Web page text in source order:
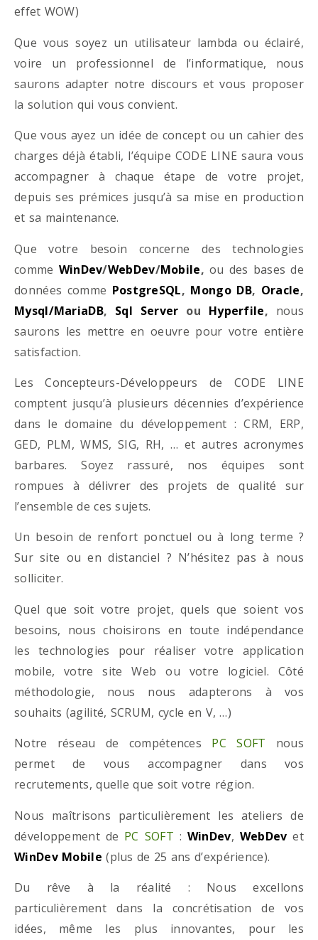
effet WOW)
Que vous soyez un utilisateur lambda ou éclairé,
voire un professionnel de l’informatique, nous
saurons adapter notre discours et vous proposer
la solution qui vous convient.
Que vous ayez un idée de concept ou un cahier des
charges déjà établi, l’équipe CODE LINE saura vous
accompagner à chaque étape de votre projet,
depuis ses prémices jusqu’à sa mise en production
et sa maintenance.
Que votre besoin concerne des technologies
comme WinDev/WebDev/Mobile, ou des bases de
données comme PostgreSQL, Mongo DB, Oracle,
Mysql/MariaDB, Sql Server ou Hyperfile, nous
saurons les mettre en oeuvre pour votre entière
satisfaction.
Les Concepteurs-Développeurs de CODE LINE
comptent jusqu’à plusieurs décennies d’expérience
dans le domaine du développement : CRM, ERP,
GED, PLM, WMS, SIG, RH, … et autres acronymes
barbares. Soyez rassuré, nos équipes sont
rompues à délivrer des projets de qualité sur
l’ensemble de ces sujets.
Un besoin de renfort ponctuel ou à long terme ?
Sur site ou en distanciel ? N’hésitez pas à nous
solliciter.
Quel que soit votre projet, quels que soient vos
besoins, nous choisirons en toute indépendance
les technologies pour réaliser votre application
mobile, votre site Web ou votre logiciel. Côté
méthodologie, nous nous adapterons à vos
souhaits (agilité, SCRUM, cycle en V, …)
Notre réseau de compétences PC SOFT nous
permet de vous accompagner dans vos
recrutements, quelle que soit votre région.
Nous maîtrisons particulièrement les ateliers de
développement de PC SOFT : WinDev, WebDev et
WinDev Mobile (plus de 25 ans d’expérience).
Du rêve à la réalité : Nous excellons
particulièrement dans la concrétisation de vos
idées, même les plus innovantes, pour les